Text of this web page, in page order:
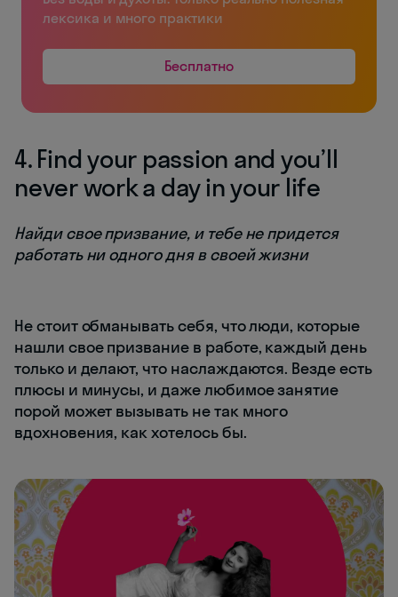
лексика и много практики
Бесплатно
4. Find your passion and you’ll
never work a day in your life
Найди свое призвание, и тебе не придется
работать ни одного дня в своей жизни
Не стоит обманывать себя, что люди, которые
нашли свое призвание в работе, каждый день
только и делают, что наслаждаются. Везде есть
плюсы и минусы, и даже любимое занятие
порой может вызывать не так много
вдохновения, как хотелось бы.